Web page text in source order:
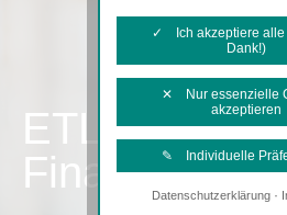
ETL
✓ Ich akzeptiere
Dank!)
✕ Nur essenzielle
akzeptieren
✎ Individuelle
Notwendige
Datenschutzerklärung·